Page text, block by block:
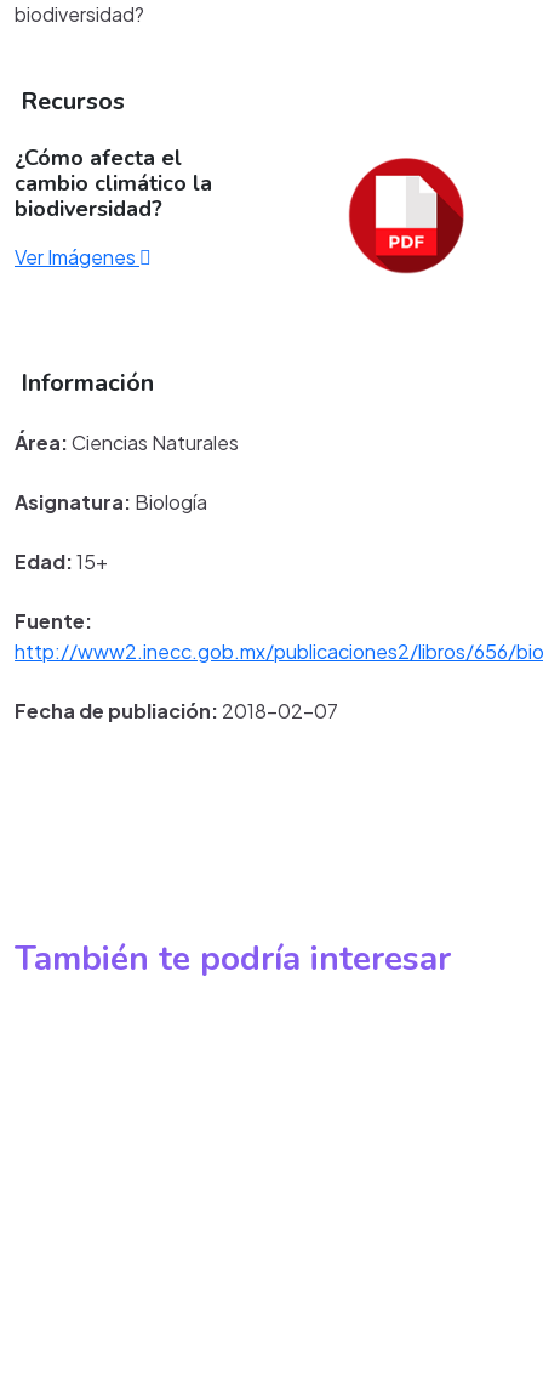
biodiversidad?
Recursos
¿Cómo afecta el
cambio climático la
biodiversidad?
Ver Imágenes
Información
Área:Ciencias Naturales
Asignatura: Biología
Edad:15+
Fuente:
http://www2.inecc.gob.mx/publicaciones2/libros/656/
Fecha de publiación: 2018-02-07
También te podría interesar